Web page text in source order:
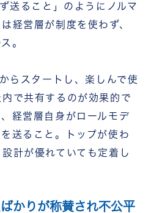
送ること」のようにノルマ
経営層が制度を使わず、
。
らスタートし、楽しんで使
で共有するのが効果的で
経営層自身がロールモデ
送ること。トップが使わ
計が優れていても定着し
かりが称賛され不公平